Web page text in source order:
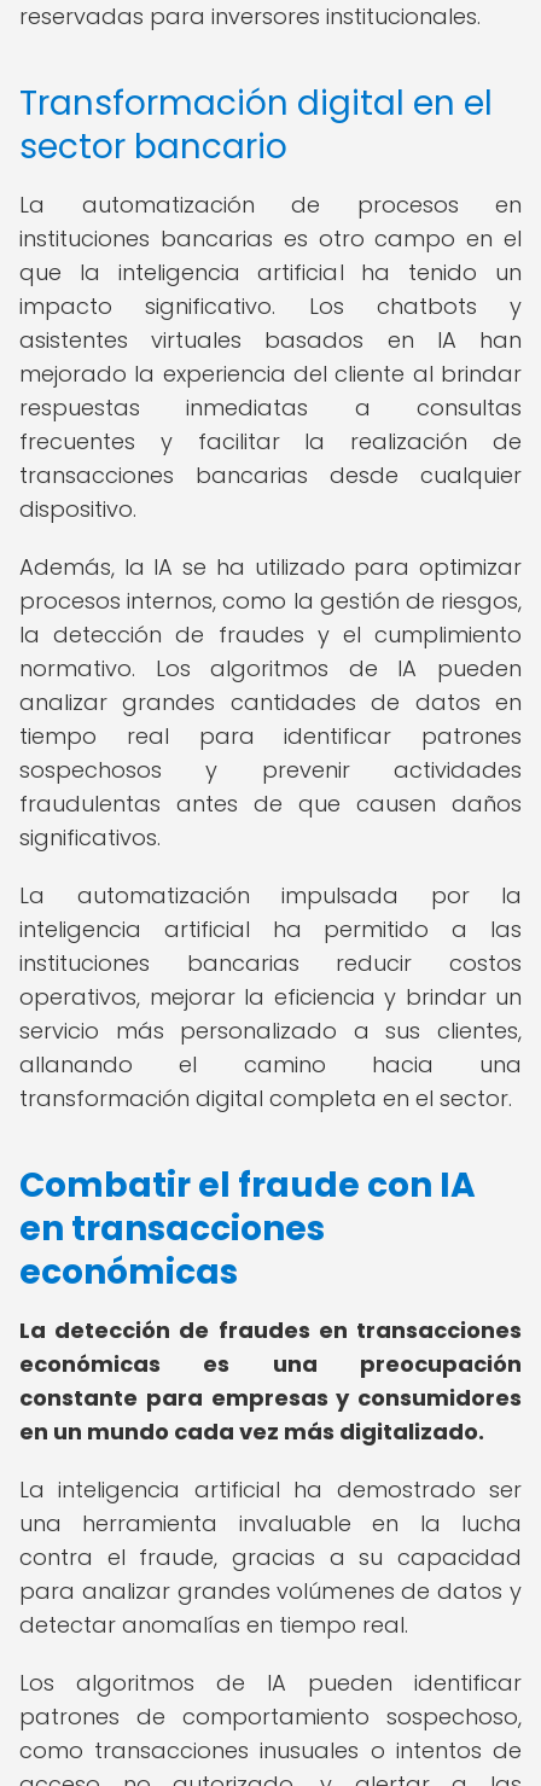
reservadas para inversores institucionales.
Transformación digital en el
sector bancario
La automatización de procesos en
instituciones bancarias es otro campo en el
que la inteligencia artificial ha tenido un
impacto significativo. Los chatbots y
asistentes virtuales basados en IA han
mejorado la experiencia del cliente al brindar
respuestas inmediatas a consultas
frecuentes y facilitar la realización de
transacciones bancarias desde cualquier
dispositivo.
Además, la IA se ha utilizado para optimizar
procesos internos, como la gestión de riesgos,
la detección de fraudes y el cumplimiento
normativo. Los algoritmos de IA pueden
analizar grandes cantidades de datos en
tiempo real para identificar patrones
sospechosos y prevenir actividades
fraudulentas antes de que causen daños
significativos.
La automatización impulsada por la
inteligencia artificial ha permitido a las
instituciones bancarias reducir costos
operativos, mejorar la eficiencia y brindar un
servicio más personalizado a sus clientes,
allanando el camino hacia una
transformación digital completa en el sector.
Combatir el fraude con IA
en transacciones
económicas
La detección de fraudes en transacciones
económicas es una preocupación
constante para empresas y consumidores
en un mundo cada vez más digitalizado.
La inteligencia artificial ha demostrado ser
una herramienta invaluable en la lucha
contra el fraude, gracias a su capacidad
para analizar grandes volúmenes de datos y
detectar anomalías en tiempo real.
Los algoritmos de IA pueden identificar
patrones de comportamiento sospechoso,
como transacciones inusuales o intentos de